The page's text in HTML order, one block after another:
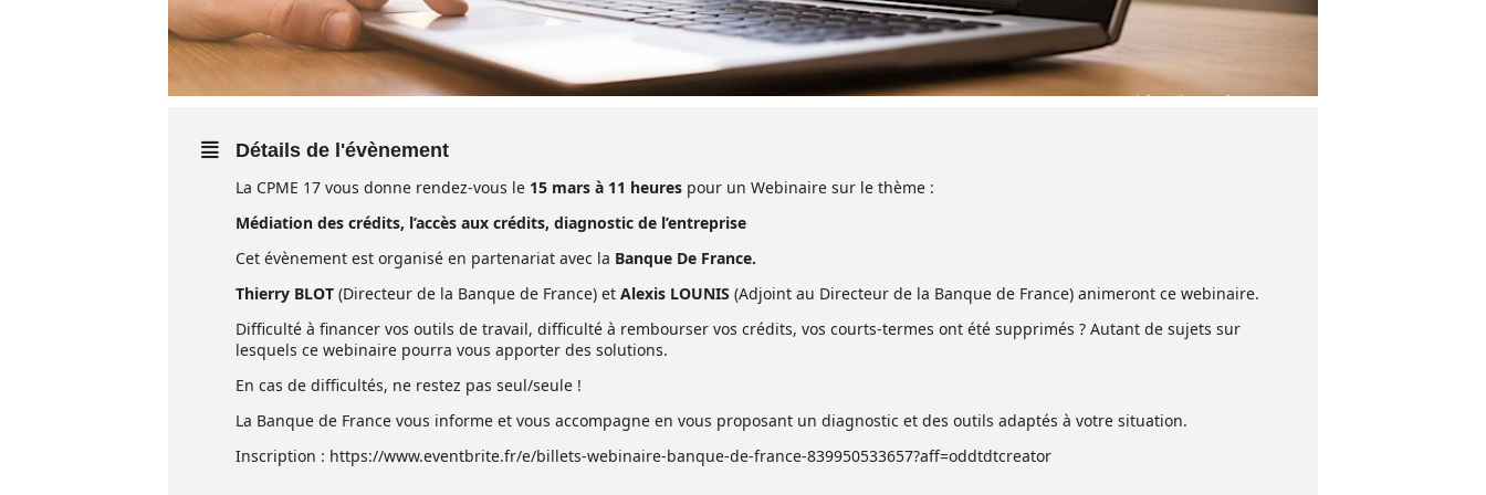
Détails de l'évènement
La CPME 17 vous donne rendez-vous le 15 mars à 11 heures pour un Webinaire sur le thème :
Médiation des crédits, l’accès aux crédits, diagnostic de l’entreprise
Cet évènement est organisé en partenariat avec la Banque De France.
Thierry BLOT (Directeur de la Banque de France) et Alexis LOUNIS (Adjoint au Directeur de la Banque de France) animeront ce webinaire.
Difficulté à financer vos outils de travail, difficulté à rembourser vos crédits, vos courts-termes ont été supprimés ? Autant de sujets sur
lesquels ce webinaire pourra vous apporter des solutions.
En cas de difficultés, ne restez pas seul/seule !
La Banque de France vous informe et vous accompagne en vous proposant un diagnostic et des outils adaptés à votre situation.
Inscription : https://www.eventbrite.fr/e/billets-webinaire-banque-de-france-839950533657?aff=oddtdtcreator